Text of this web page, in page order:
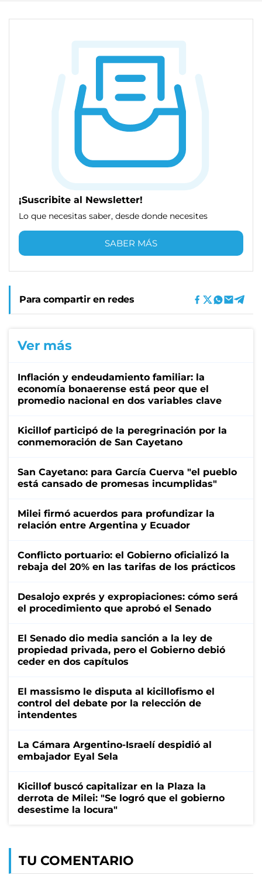
¡Suscribite al Newsletter!
Lo que necesitas saber, desde donde necesites
SABER MÁS
Para compartir en redes
Ver más
Inflación y endeudamiento familiar: la
economía bonaerense está peor que el
promedio nacional en dos variables clave
Kicillof participó de la peregrinación por la
conmemoración de San Cayetano
San Cayetano: para García Cuerva "el pueblo
está cansado de promesas incumplidas"
Milei firmó acuerdos para profundizar la
relación entre Argentina y Ecuador
Conflicto portuario: el Gobierno oficializó la
rebaja del 20% en las tarifas de los prácticos
Desalojo exprés y expropiaciones: cómo será
el procedimiento que aprobó el Senado
El Senado dio media sanción a la ley de
propiedad privada, pero el Gobierno debió
ceder en dos capítulos
El massismo le disputa al kicillofismo el
control del debate por la relección de
intendentes
La Cámara Argentino-Israelí despidió al
embajador Eyal Sela
Kicillof buscó capitalizar en la Plaza la
derrota de Milei: "Se logró que el gobierno
desestime la locura"
TU COMENTARIO